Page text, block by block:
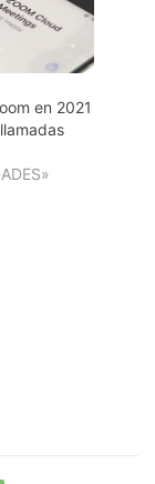
en 2021